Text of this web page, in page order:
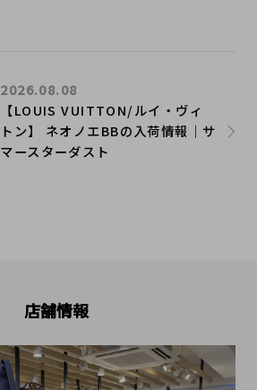
【LOUIS VUITTON/ルイ・ヴィ
トン】 ネオノエBBの入荷情報｜サ
マースターダスト
2026.08.08
店舗情報